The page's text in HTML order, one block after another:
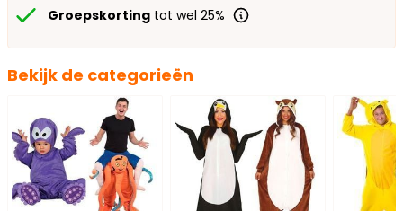
Groepskorting tot wel 25%
Bekijk de categorieën